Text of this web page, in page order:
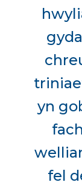
yn
fel